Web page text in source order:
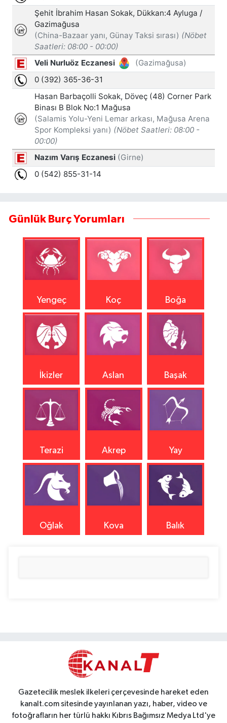
Günlük Burç Yorumları
Yengeç Koç Boğa
İkizler Aslan Başak
Terazi Akrep Yay
Oğlak Kova Balık
Gazetecilik meslek ilkeleri çerçevesinde hareket eden
kanalt.com sitesinde yayınlanan yazı, haber, video ve
fotoğrafların her türlü hakkı Kıbrıs Bağımsız Medya Ltd'ye